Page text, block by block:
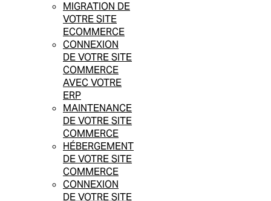
MIGRATION DE
VOTRE SITE
ECOMMERCE
CONNEXION
DE VOTRE SITE
COMMERCE
AVEC VOTRE
ERP
MAINTENANCE
DE VOTRE SITE
COMMERCE
HÉBERGEMENT
DE VOTRE SITE
COMMERCE
CONNEXION
DE VOTRE SITE